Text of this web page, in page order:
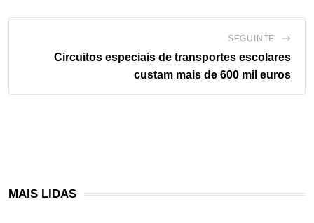
SEGUINTE
Circuitos especiais de transportes escolares
custam mais de 600 mil euros
MAIS LIDAS